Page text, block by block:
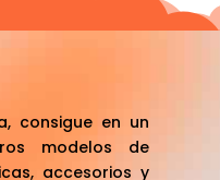
consigue en un
modelos de
accesorios y